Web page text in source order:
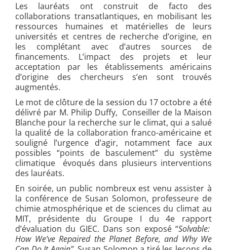
Les lauréats ont construit de facto des
collaborations transatlantiques, en mobilisant les
ressources humaines et matérielles de leurs
universités et centres de recherche d’origine, en
les complétant avec d’autres sources de
financements. L’impact des projets et leur
acceptation par les établissements américains
d’origine des chercheurs s’en sont trouvés
augmentés.
Le mot de clôture de la session du 17 octobre a été
délivré par M. Philip Duffy, Conseiller de la Maison
Blanche pour la recherche sur le climat, qui a salué
la qualité de la collaboration franco-américaine et
souligné l’urgence d’agir, notamment face aux
possibles “points de basculement” du système
climatique évoqués dans plusieurs interventions
des lauréats.
En soirée, un public nombreux est venu assister à
la conférence de Susan Solomon, professeure de
chimie atmosphérique et de sciences du climat au
MIT, présidente du Groupe I du 4e rapport
d’évaluation du GIEC. Dans son exposé “Solvable:
How We’ve Repaired the Planet Before, and Why We